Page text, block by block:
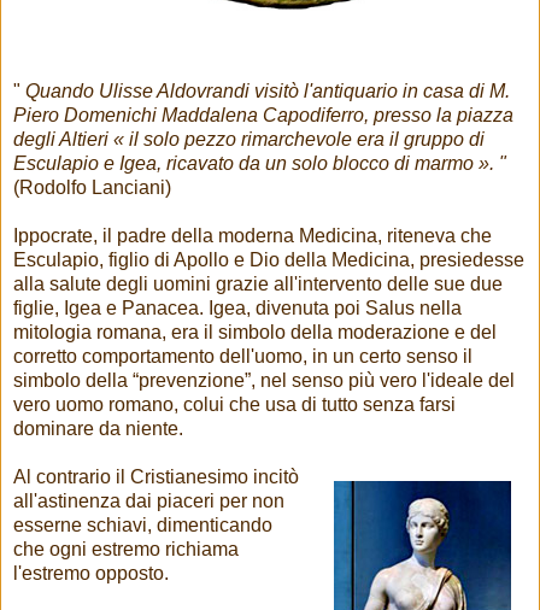
" Quando Ulisse Aldovrandi visitò l'antiquario in casa di M.
Piero Domenichi Maddalena Capodiferro, presso la piazza
degli Altieri « il solo pezzo rimarchevole era il gruppo di
Esculapio e Igea, ricavato da un solo blocco di marmo ». "
(Rodolfo Lanciani)
Ippocrate, il padre della moderna Medicina, riteneva che
Esculapio, figlio di Apollo e Dio della Medicina, presiedesse
alla salute degli uomini grazie all'intervento delle sue due
figlie, Igea e Panacea. Igea, divenuta poi Salus nella
mitologia romana, era il simbolo della moderazione e del
corretto comportamento dell'uomo, in un certo senso il
simbolo della “prevenzione”, nel senso più vero l'ideale del
vero uomo romano, colui che usa di tutto senza farsi
dominare da niente.
Al contrario il Cristianesimo incitò
all'astinenza dai piaceri per non
esserne schiavi, dimenticando
che ogni estremo richiama
l'estremo opposto.